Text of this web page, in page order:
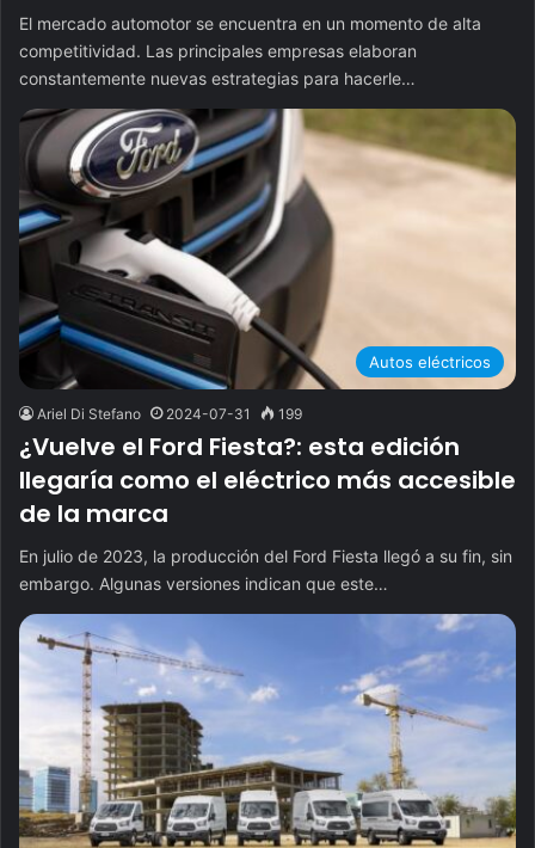
El mercado automotor se encuentra en un momento de alta
competitividad. Las principales empresas elaboran
constantemente nuevas estrategias para hacerle…
Autos eléctricos
Ariel Di Stefano 2024-07-31 199
¿Vuelve el Ford Fiesta?: esta edición
llegaría como el eléctrico más accesible
de la marca
En julio de 2023, la producción del Ford Fiesta llegó a su fin, sin
embargo. Algunas versiones indican que este…